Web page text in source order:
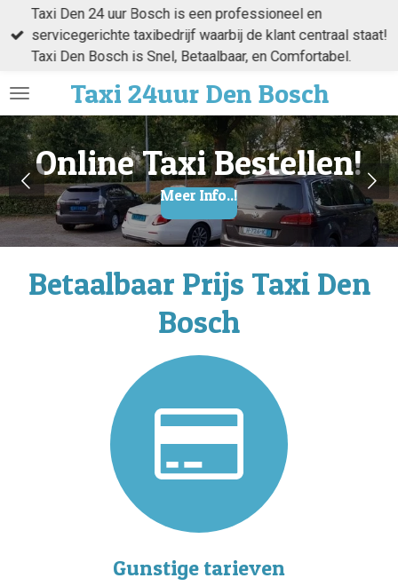
direct
naar
hoofdinhoudTaxi24uur Den Bosch
Taxi Den 24 uur Bosch is een professioneel en
servicegerichte taxibedrijf waarbij de klant centraal staat!
Taxi Den Bosch is Snel, Betaalbaar, en Comfortabel.
Online Taxi Bestellen!
Meer Info..!
Betaalbaar Prijs Taxi Den
Bosch
Gunstige tarieven